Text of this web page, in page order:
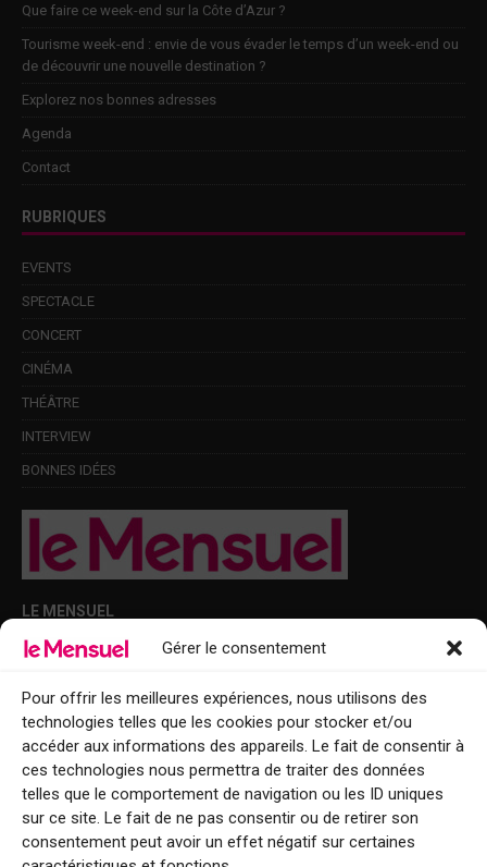
Gérer le consentement
Pour offrir les meilleures expériences, nous utilisons des
technologies telles que les cookies pour stocker et/ou
accéder aux informations des appareils. Le fait de consentir à
ces technologies nous permettra de traiter des données
telles que le comportement de navigation ou les ID uniques
sur ce site. Le fait de ne pas consentir ou de retirer son
consentement peut avoir un effet négatif sur certaines
Que faire ce week-end sur la Côte d’Azur ?
Tourisme week-end : envie de vous évader le temps d’un week-end ou
de découvrir une nouvelle destination ?
Explorez nos bonnes adresses
Agenda
Contact
RUBRIQUES
EVENTS
SPECTACLE
CONCERT
CINÉMA
THÉÂTRE
INTERVIEW
BONNES IDÉES
LE MENSUEL
Points de diffusion Var et Alpes-Maritimes : oû trouver Le Mensuel ?
Le Mensuel en PDF : consultez le magazine en ligne
Qui sommes-nous ?
BFM Top Sorties
EVENT
Tourisme week-end : envie de vous évader le temps d’un week-end ou